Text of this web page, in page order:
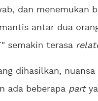
dan menemukan
antar dua
semakin terasa
dihasilkan, nuansa
ada beberapa part